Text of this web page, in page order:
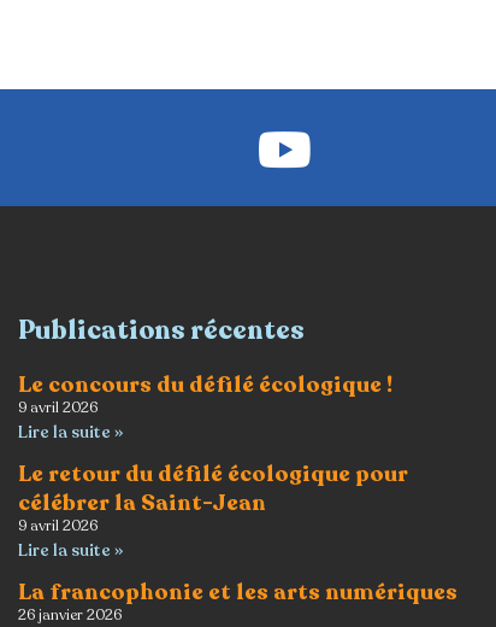
Publications récentes
Le concours du défilé écologique !
9 avril 2026
Lire la suite »
Le retour du défilé écologique pour
célébrer la Saint-Jean
9 avril 2026
Lire la suite »
La francophonie et les arts numériques
26 janvier 2026